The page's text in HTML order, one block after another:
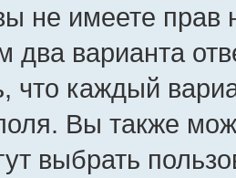
не имеете прав
два варианта
что каждый
Вы также
выбрать